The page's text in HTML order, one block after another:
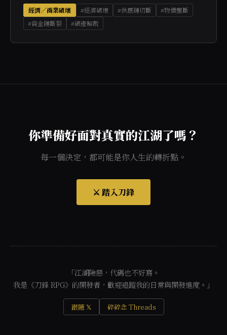
經濟／商業破壞 #經濟破壞 #供應鏈切斷
#物價壟斷
#資金鏈斷裂
#破產解散
你準備好面對真實的江湖了嗎？
每一個決定，都可能是你人生的轉折點。
⚔️ 踏入刀鋒
「江湖險惡，代碼也不好寫。
我是《刀鋒 RPG》的開發者，歡迎追蹤我的日常與開發進度。」
跟隨 𝕏 碎碎念 Threads